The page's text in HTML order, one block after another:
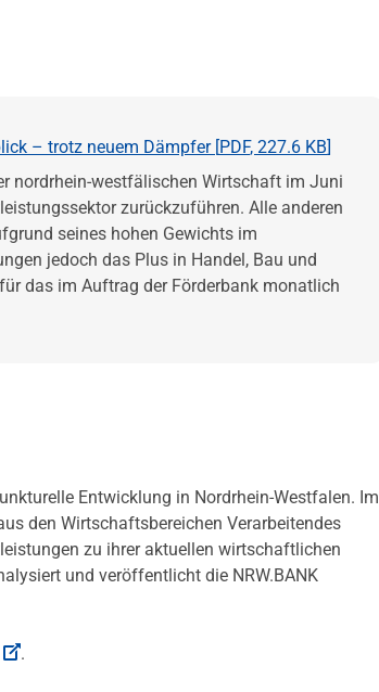
– trotz neuem Dämpfer [PDF, 227.6 KB]
nordrhein-westfälischen Wirtschaft im Juni
zurückzuführen. Alle anderen
seines hohen Gewichts im
jedoch das Plus in Handel, Bau und
das im Auftrag der Förderbank monatlich
Entwicklung in Nordrhein-Westfalen. Im
den Wirtschaftsbereichen Verarbeitendes
zu ihrer aktuellen wirtschaftlichen
und veröffentlicht die NRW.BANK
.